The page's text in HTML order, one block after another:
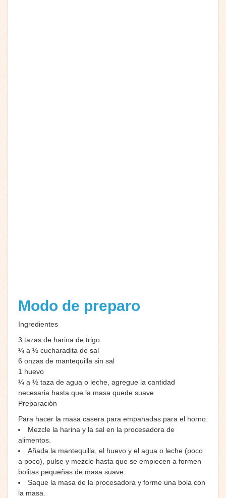
Modo de preparo
Ingredientes
3 tazas de harina de trigo
¼ a ½ cucharadita de sal
6 onzas de mantequilla sin sal
1 huevo
¼ a ½ taza de agua o leche, agregue la cantidad
necesaria hasta que la masa quede suave
Preparación
Para hacer la masa casera para empanadas para el horno:
Mezcle la harina y la sal en la procesadora de
alimentos.
Añada la mantequilla, el huevo y el agua o leche (poco
a poco), pulse y mezcle hasta que se empiecen a formen
bolitas pequeñas de masa suave.
Saque la masa de la procesadora y forme una bola con
la masa.